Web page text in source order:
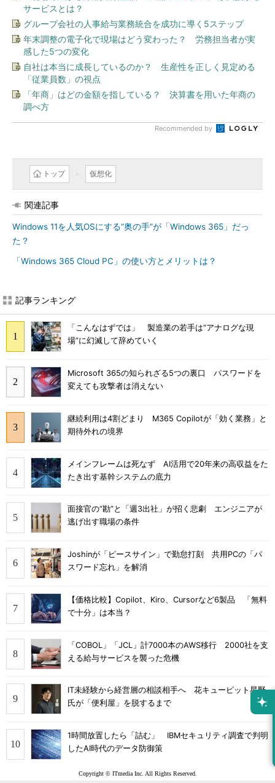
サービスとは？
グループ会社の人事給与業務統合を成功に導く5ステップ
年末調整の電子化で現場はどう変わった？ 労務担当者が実
感した5つの変化
自社は本当に成長しているのか？ 生産性を正しく見定める
「従業員数」の視点
「年商」はどの金額を指している？ 決算書を用いた年商の
調べ方
Recommended by
トップ 仮想化
関連記事
Windows 11を人気OSにする“奥の手”が「Windows 365」だっ
た？
「Windows 365 Cloud PC」の使い方とメリットは？
記事ランキング
「こんなはずでは」 製造業の若手は“アナログな現
場”に幻滅して辞めていく
Microsoft 365の知られざる5つの裏口 パスワードを
変えても攻撃者は消えない
継続利用は4割どまり M365 Copilotが「効く業務」と
期待外れの境界
メインフレームは死なず AI活用で20年来の高収益をた
たき出す基幹システムの底力
面接官の“勘”と「週3出社」が招く悲劇 エンジニアが
逃げ出す職場の条件
Joshinが「ピースサイン」で勤怠打刻 共用PCの「パ
スワード忘れ」を解消
【価格比較】Copilot、Kiro、Cursorなど6製品 「無料
で十分」は本当？
「COBOL」「JCL」計7000本のAWS移行 2000社を支
える給与サービスを襲った危機
IT未経験から経営層の相談相手へ 花キューピット星野
氏が「便利屋」を脱するまで
1時間放置したら「詰む」 IBMセキュリティ調査で判明
したAI時代のデータ防御策
Copyright © ITmedia Inc. All Rights Reserved.